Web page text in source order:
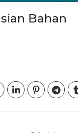
Bahan